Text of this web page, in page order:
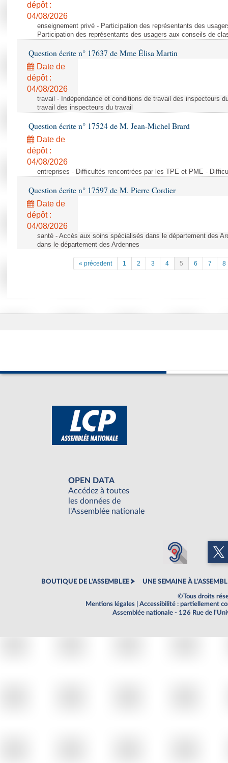
dépôt :
04/08/2026
enseignement privé - Participation des représentants des
Participation des représentants des usagers aux conseils de
Question écrite n° 17637 de Mme Élisa Martin
Date de
dépôt :
04/08/2026
travail - Indépendance et conditions de travail des inspecteurs
travail des inspecteurs du travail
Question écrite n° 17524 de M. Jean-Michel Brard
Date de
dépôt :
04/08/2026
entreprises - Difficultés rencontrées par les TPE et PME -
Question écrite n° 17597 de M. Pierre Cordier
Date de
dépôt :
04/08/2026
santé - Accès aux soins spécialisés dans le département des
dans le département des Ardennes
« précedent 1 2 3 4 5 6 7 8
OPEN DATA
Accédez à toutes
les données de
l'Assemblée nationale
BOUTIQUE DE L'ASSEMBLEE UNE SEMAINE À
©Tous droits
Mentions légales
Accessibilité : partiellement
Assemblée nationale - 126 Rue de